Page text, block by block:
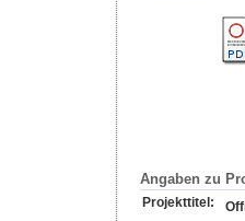
Angaben zu
Projekttitel: